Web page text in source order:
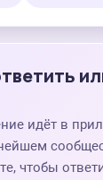
идёт в
чтобы